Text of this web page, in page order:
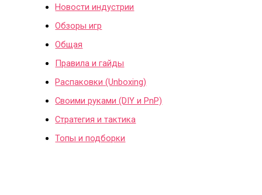
Новости индустрии
Обзоры игр
Общая
Правила и гайды
Распаковки (Unboxing)
Своими руками (DIY и PnP)
Стратегия и тактика
Топы и подборки